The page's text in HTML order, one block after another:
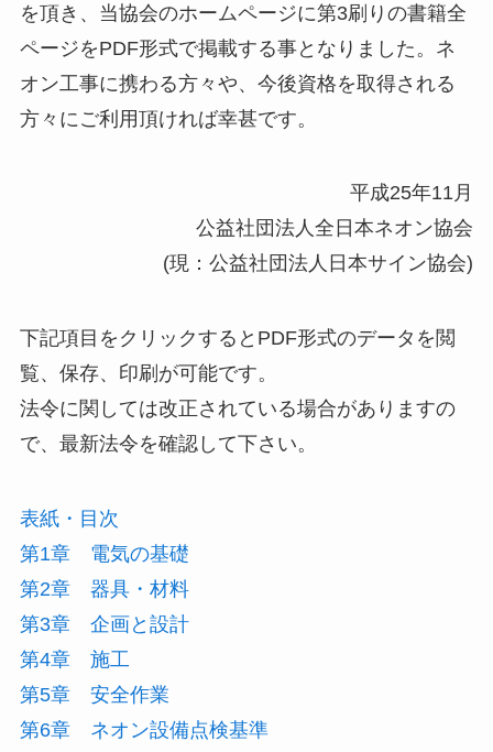
を頂き、当協会のホームページに第3刷りの書籍全
ページをPDF形式で掲載する事となりました。ネ
オン工事に携わる方々や、今後資格を取得される
方々にご利用頂ければ幸甚です。
平成25年11月
公益社団法人全日本ネオン協会
(現：公益社団法人日本サイン協会)
下記項目をクリックするとPDF形式のデータを閲
覧、保存、印刷が可能です。
法令に関しては改正されている場合がありますの
で、最新法令を確認して下さい。
表紙・目次
第1章 電気の基礎
第2章 器具・材料
第3章 企画と設計
第4章 施工
第5章 安全作業
第6章 ネオン設備点検基準